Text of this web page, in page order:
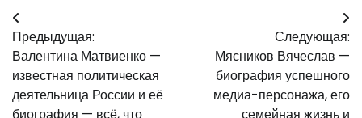
Навигация
по
записям
Предыдущая:
Валентина Матвиенко —
известная политическая
деятельница России и её
Следующая:
Мясников Вячеслав —
биография успешного
медиа-персонажа, его